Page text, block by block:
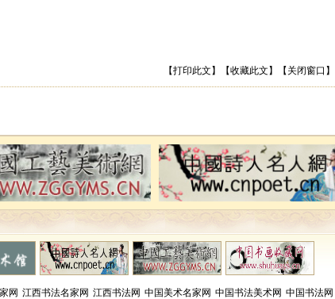
【打印此文 】【收藏此文 】【 关闭窗口 】
网 江西书法名家网 江西书法网 中国美术名家网 中国书法美术网 中国书法网